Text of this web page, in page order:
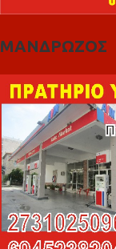
ΜΑΝΔΡΩΖΟΣ